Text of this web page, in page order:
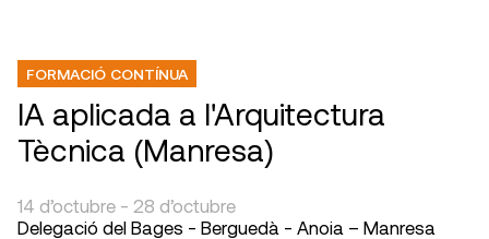
FORMACIÓ CONTÍNUA
IA aplicada a l'Arquitectura
Tècnica (Manresa)
14 d’octubre - 28 d’octubre
Delegació del Bages - Berguedà - Anoia – Manresa